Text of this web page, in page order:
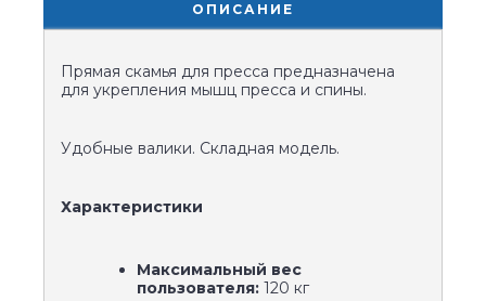
ОПИСАНИЕ
Прямая скамья для пресса предназначена
для укрепления мышц пресса и спины.
Удобные валики. Складная модель.
Характеристики
Максимальный вес
пользователя: 120 кг